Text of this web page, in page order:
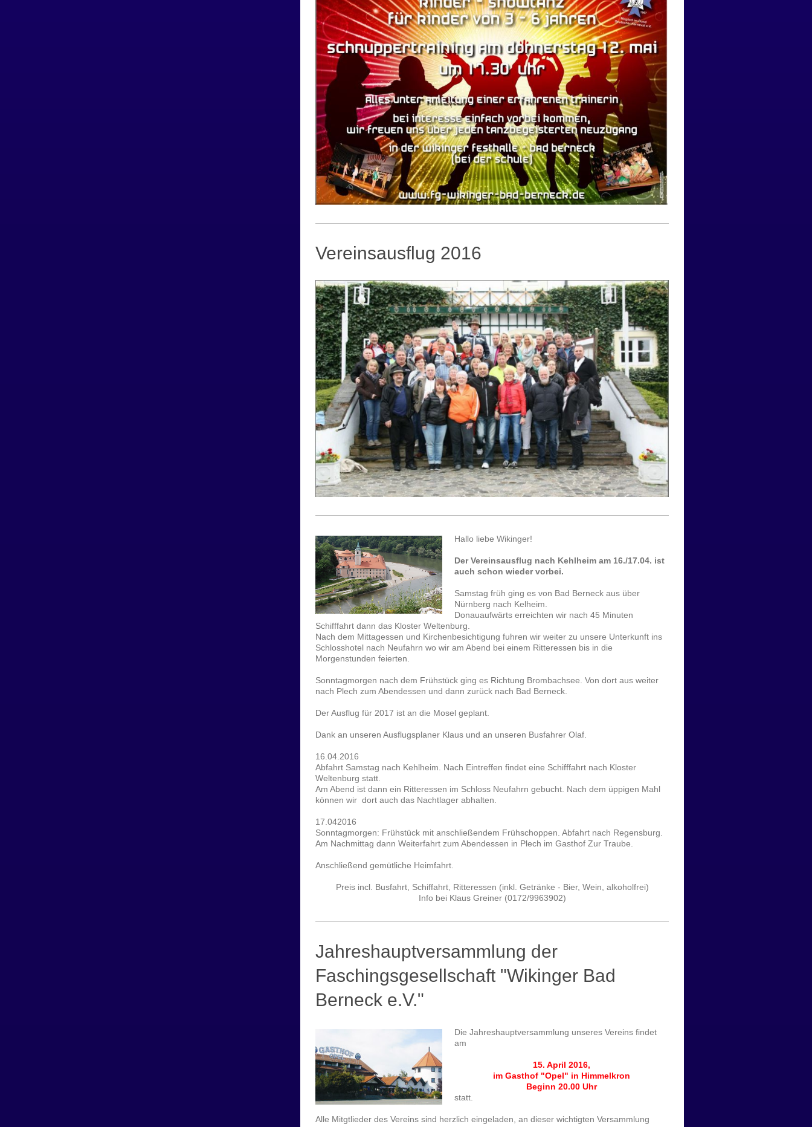
Vereinsausflug 2016
Hallo liebe Wikinger!
Der Vereinsausflug nach Kehlheim am 16./17.04. ist
auch schon wieder vorbei.
Samstag früh ging es von Bad Berneck aus über
Nürnberg nach Kelheim.
Donauaufwärts erreichten wir nach 45 Minuten
Schifffahrt dann das Kloster Weltenburg.
Nach dem Mittagessen und Kirchenbesichtigung fuhren wir weiter zu unsere Unterkunft ins
Schlosshotel nach Neufahrn wo wir am Abend bei einem Ritteressen bis in die
Morgenstunden feierten.
Sonntagmorgen nach dem Frühstück ging es Richtung Brombachsee. Von dort aus weiter
nach Plech zum Abendessen und dann zurück nach Bad Berneck.
Der Ausflug für 2017 ist an die Mosel geplant.
Dank an unseren Ausflugsplaner Klaus und an unseren Busfahrer Olaf.
16.04.2016
Abfahrt Samstag nach Kehlheim. Nach Eintreffen findet eine Schifffahrt nach Kloster
Weltenburg statt.
Am Abend ist dann ein Ritteressen im Schloss Neufahrn gebucht. Nach dem üppigen Mahl
können wir dort auch das Nachtlager abhalten.
17.042016
Sonntagmorgen: Frühstück mit anschließendem Frühschoppen. Abfahrt nach Regensburg.
Am Nachmittag dann Weiterfahrt zum Abendessen in Plech im Gasthof Zur Traube.
Anschließend gemütliche Heimfahrt.
Preis incl. Busfahrt, Schiffahrt, Ritteressen (inkl. Getränke - Bier, Wein, alkoholfrei)
Info bei Klaus Greiner (0172/9963902)
Jahreshauptversammlung der
Faschingsgesellschaft "Wikinger Bad
Berneck e.V."
Die Jahreshauptversammlung unseres Vereins findet
am
15. April 2016,
im Gasthof "Opel" in Himmelkron
Beginn 20.00 Uhr
statt.
Alle Mitgtlieder des Vereins sind herzlich eingeladen, an dieser wichtigten Versammlung